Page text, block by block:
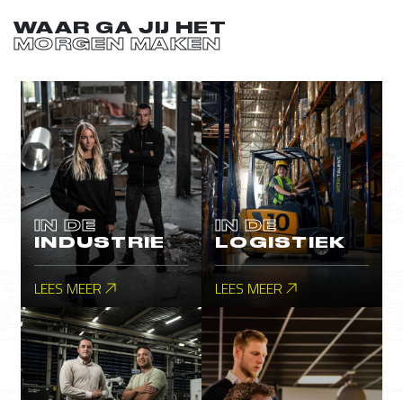
WAAR GA JIJ HET
MORGEN MAKEN
IN DE
INDUSTRIE
LEES MEER
IN DE
LOGISTIEK
LEES MEER